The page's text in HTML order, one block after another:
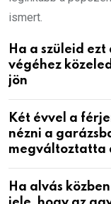
ismert.
Ha a szüleid
végéhez
jön
Két évvel a
nézni a
megváltoztatta
Ha alvás